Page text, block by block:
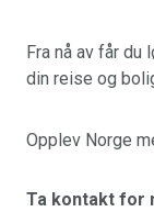
Fra nå av får du
din reise og
Opplev Norge
Ta kontakt for